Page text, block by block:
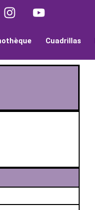
Cuadrillas